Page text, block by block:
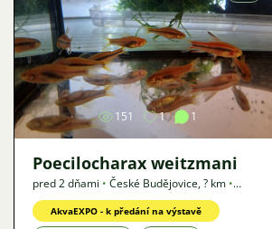
Obrázok
151 1 1
Poecilocharax weitzmani
pred 2 dňami • České Budějovice,? km •
Ponuka
AkvaEXPO - k předání na výstavě